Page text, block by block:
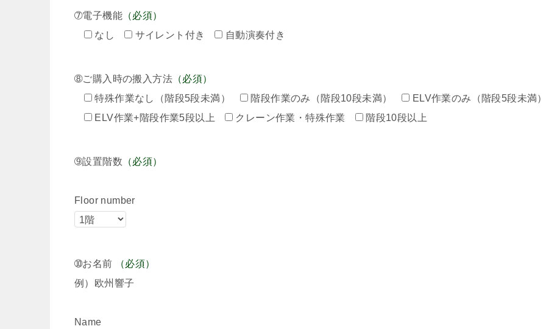
➆電子機能 （必須）
なし
サイレント付き 自動演奏付き
➇ご購入時の搬入方法 （必須）
特殊作業なし（階段5段未満）
階段作業のみ（階段10段未満）
ELV作業のみ（階段5段未満
ELV作業+階段作業5段以上
クレーン作業・特殊作業 階段10段以上
➈設置階数 （必須）
Floor number
➉お名前
（必須）
例）欧州響子
Name